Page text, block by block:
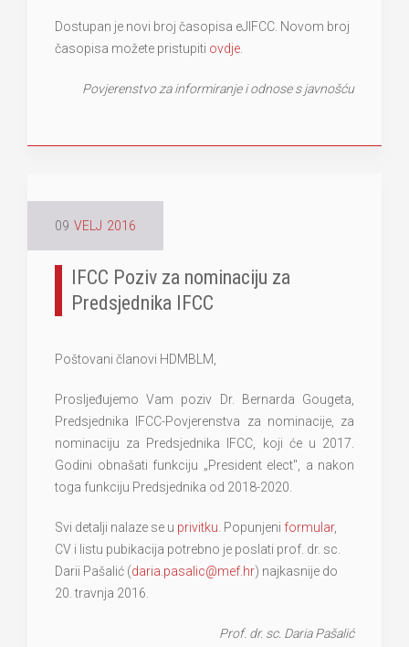
Dostupan je novi broj časopisa eJIFCC. Novom broj
časopisa možete pristupiti ovdje
Povjerenstvo za informiranje i odnose s javnošću
09 VELJ 2016
IFCC Poziv za nominaciju za
Predsjednika IFCC
Poštovani članovi HDMBLM,
Prosljeđujemo Vam poziv Dr. Bernarda Gougeta,
Predsjednika IFCC-Povjerenstva za nominacije, za
nominaciju za Predsjednika IFCC, koji će u 2017.
Godini obnašati funkciju „President elect", a nakon
toga funkciju Predsjednika od 2018-2020.
Svi detalji nalaze se u privitku . Popunjeni formular,
CV i listu pubikacija potrebno je poslati prof. dr. sc.
Darii Pašalić (daria.pasalic@mef.hr) najkasnije do
20. travnja 2016.
Prof. dr. sc. Daria Pašalić